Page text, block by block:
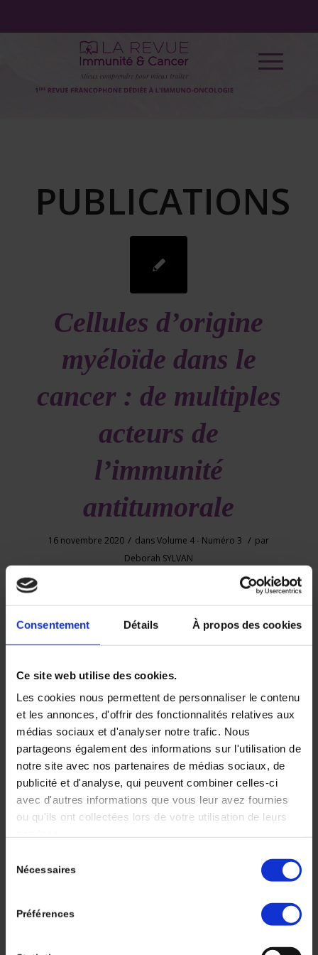
Consentement Détails À propos des cookies
Ce site web utilise des cookies.
Les cookies nous permettent de personnaliser le contenu
et les annonces, d'offrir des fonctionnalités relatives aux
médias sociaux et d'analyser notre trafic. Nous
partageons également des informations sur l'utilisation de
notre site avec nos partenaires de médias sociaux, de
publicité et d'analyse, qui peuvent combiner celles-ci
avec d'autres informations que vous leur avez fournies
ou qu'ils ont collectées lors de votre utilisation de leurs
Nécessaires
Préférences
PUBLICATIONS
Cellules d’origine
myéloïde dans le
cancer : de multiples
acteurs de
l’immunité
antitumorale
16 novembre 2020 / dansVolume 4 - Numéro 3 / par
Deborah SYLVAN
Parmi toutes les cellules immunitaires, les cellules
myéloïdes sont les cellules hématopoïétiques
nucléées les plus abondantes dans le corps humain
et sont des acteurs centraux de la réponse
rôle important dans l’homéostasie tissulaire, le
processus de réparation ainsi que la défense
contre les agents pathogènes. Les cellules
myéloïdes sont caractérisées par des populations
cellulaires distinctes ayant des fonctions très
diverses, notamment les macrophages, les cellules
myéloïdes suppressives (MDSCs), les neutrophiles
et les cellules dendritiques (DCs). Dans le
microenvironnement tumoral (TME), l’interaction
entre les cellules myéloïdes et les cellules T
spécifiques à la tumeur est essentielle pour initier
et maintenir une immunité antitumorale. Dans les
tumeurs (TAMs), les MDSCs et les neutrophiles
associés aux tumeurs (TANs) favorisent la
progression de la maladie en soutenant la survie, la